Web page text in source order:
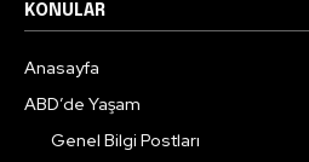
KONULAR
Anasayfa
ABD’de Yaşam
Genel Bilgi Postları